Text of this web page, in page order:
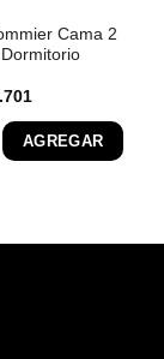
Dormitorio Negro
Cama 2
El
actual
es:
$ 5.701.
Cama 2 Plazas
AGREGAR